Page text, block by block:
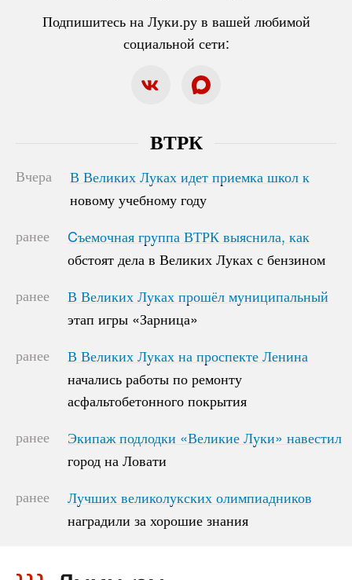
Подпишитесь на Луки.ру в вашей любимой
социальной сети:
ВТРК
Вчера
В Великих Луках идет приемка школ к
новому учебному году
В Великих Луках идет приемка школ к
новому учебному году
ранее
Cъемочная группа ВТРК выяснила, как
обстоят дела в Великих Луках с бензином
Cъемочная группа ВТРК выяснила, как
обстоят дела в Великих Луках с бензином
ранее
В Великих Луках прошёл муниципальный
этап игры «Зарница»
В Великих Луках прошёл муниципальный
этап игры «Зарница»
ранее
В Великих Луках на проспекте Ленина
начались работы по ремонту
асфальтобетонного покрытия
В Великих Луках на проспекте Ленина
начались работы по ремонту
асфальтобетонного покрытия
ранее
Экипаж подлодки «Великие Луки» навестил
город на Ловати
Экипаж подлодки «Великие Луки» навестил
город на Ловати
ранее
Лучших великолукских олимпиадников
наградили за хорошие знания
Лучших великолукских олимпиадников
наградили за хорошие знания